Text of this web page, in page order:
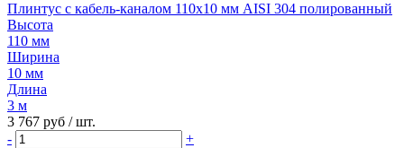
Плинтус с кабель-каналом 110х10 мм AISI 304 полированный
Высота
110 мм
Ширина
10 мм
Длина
3 м
3 767 руб / шт.
-
+